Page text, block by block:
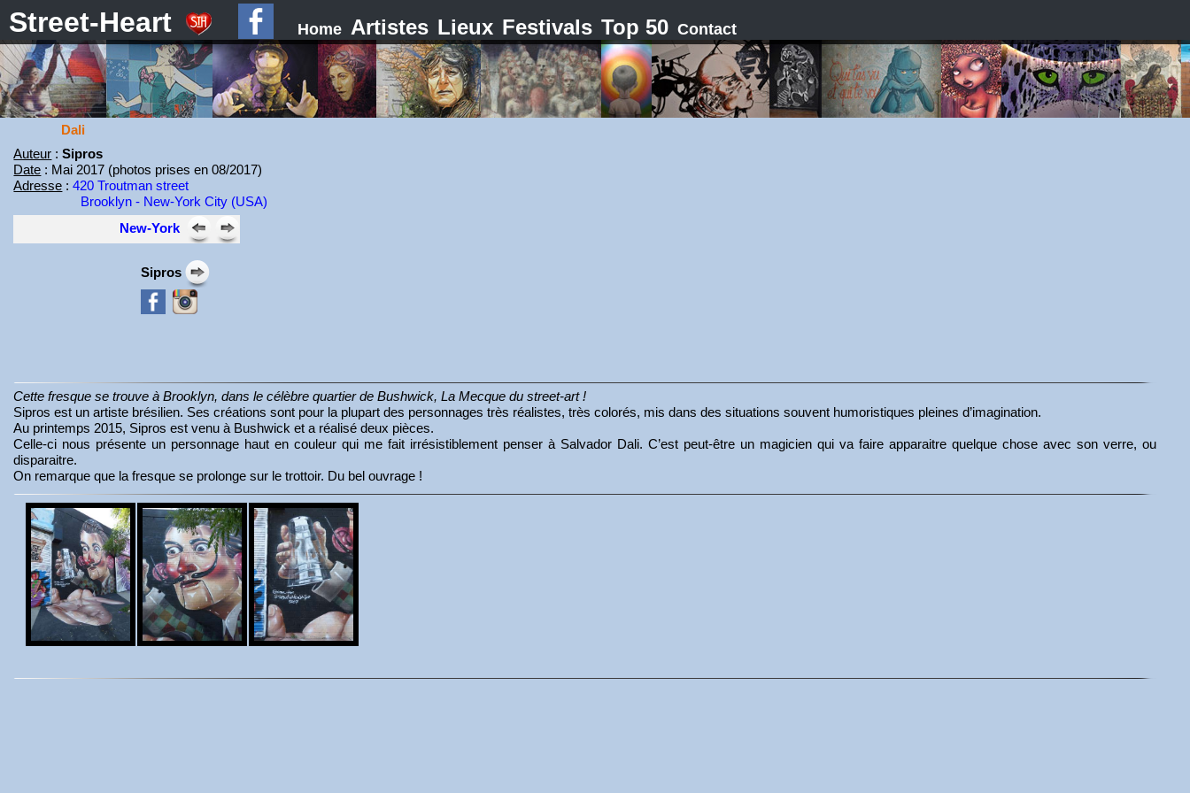
Street-Heart Home Artistes Lieux Festivals Top 50 Contact
Dali
Auteur :Sipros
Date : Mai 2017 (photos prises en 08/2017)
Adresse :420 Troutman street
Brooklyn - New-York City (USA)
New-York
Sipros
Cette fresque se trouve à Brooklyn, dans le célèbre quartier de Bushwick, La Mecque du street-art !
Sipros est un artiste brésilien. Ses créations sont pour la plupart des personnages très réalistes, très colorés, mis dans des situations souvent humoristiques pleines d’imagination.
Au printemps 2015, Sipros est venu à Bushwick et a réalisé deux pièces.
Celle-ci nous présente un personnage haut en couleur qui me fait irrésistiblement penser à Salvador Dali. C’est peut-être un magicien qui va faire apparaitre quelque chose avec son verre, ou
disparaitre.
On remarque que la fresque se prolonge sur le trottoir. Du bel ouvrage !